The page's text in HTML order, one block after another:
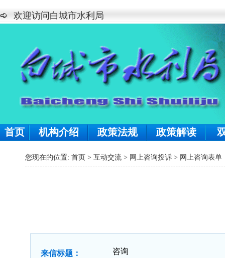
欢迎访问白城市水利局
首页 机构介绍 政策法规 政策解读
您现在的位置: 首页 > 互动交流 > 网上咨询投诉 > 网上咨询表单
来信标题： 咨询